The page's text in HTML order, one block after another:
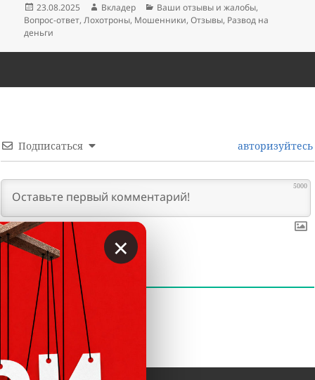
Опубликовано
23.08.2025 Автор
Вкладер Рубрики
Ваши отзывы и жалобы,
Вопрос-ответ,Лохотроны, Мошенники,Отзывы, Развод на
деньги
Подписаться авторизуйтесь
5000
КОММЕНТАРИИ
×